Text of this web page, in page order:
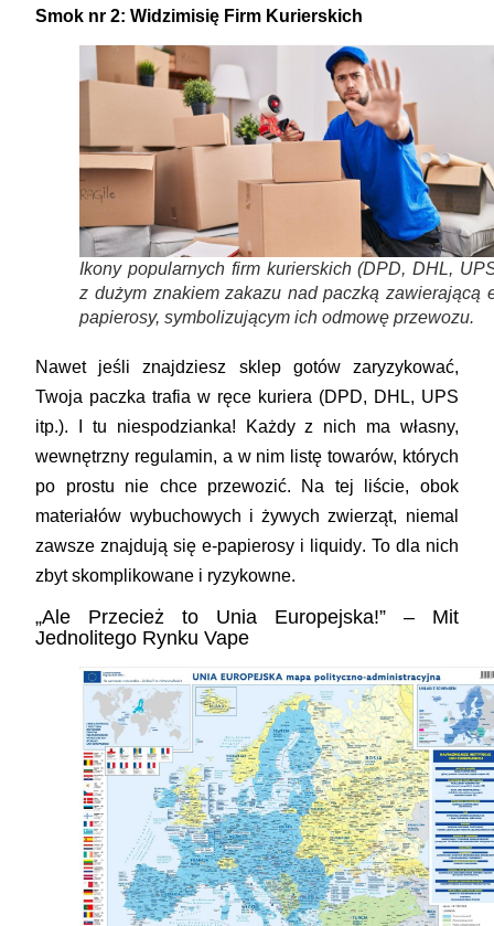
Smok nr 2: Widzimisię Firm Kurierskich
Ikony popularnych firm kurierskich (DPD, DHL,
z dużym znakiem zakazu nad paczką zawierającą
papierosy, symbolizującym ich odmowę przewozu.
Nawet jeśli znajdziesz sklep gotów zaryzykować,
Twoja paczka trafia w ręce kuriera (DPD, DHL, UPS
itp.). I tu niespodzianka! Każdy z nich ma własny,
wewnętrzny regulamin, a w nim listę towarów, których
po prostu nie chce przewozić. Na tej liście, obok
materiałów wybuchowych i żywych zwierząt, niemal
zawsze znajdują sięe-papierosy i liquidy. To dla nich
zbyt skomplikowane i ryzykowne.
„Ale Przecież to Unia Europejska!” – Mit
Jednolitego Rynku Vape